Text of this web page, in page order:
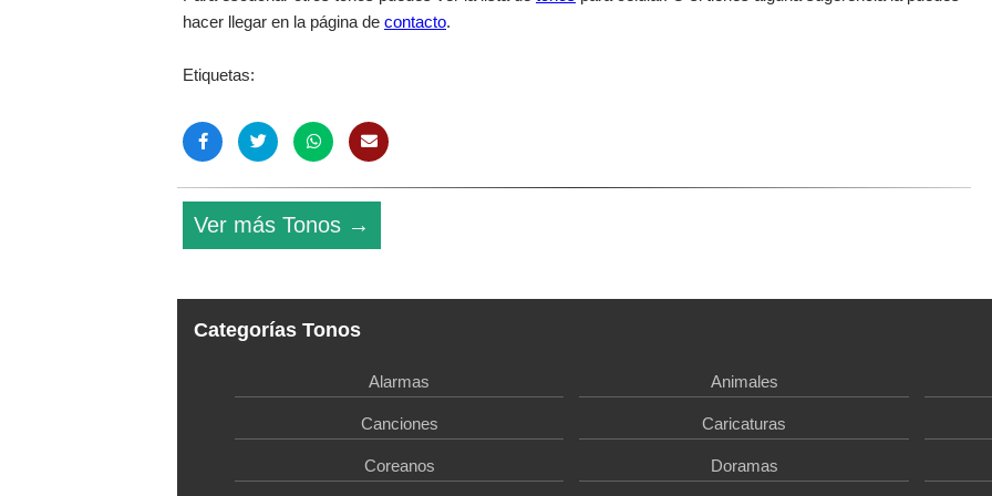
hacer llegar en la página de contacto.
Etiquetas:
Ver más Tonos →
Categorías Tonos
Alarmas Animales
Canciones Caricaturas
Coreanos Doramas